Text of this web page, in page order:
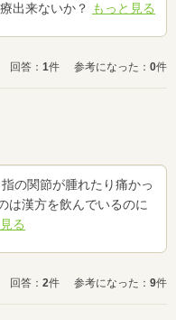
出来ないか？ もっと見る
回答： 1件 参考になった： 0件
の関節が腫れたり痛かっ
は漢方を飲んでいるのに
る
回答： 2件 参考になった： 9件